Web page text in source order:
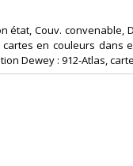
état, Couv.
en couleurs dans
Dewey : 912-Atlas,